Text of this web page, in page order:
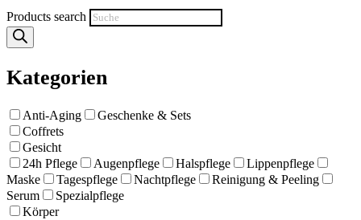
Products search
Kategorien
Anti-Aging
Geschenke & Sets
Coffrets
Gesicht
24h Pflege
Augenpflege Halspflege
Lippenpflege
Maske
Tagespflege Nachtpflege
Reinigung & Peeling
Serum
Spezialpflege
Körper